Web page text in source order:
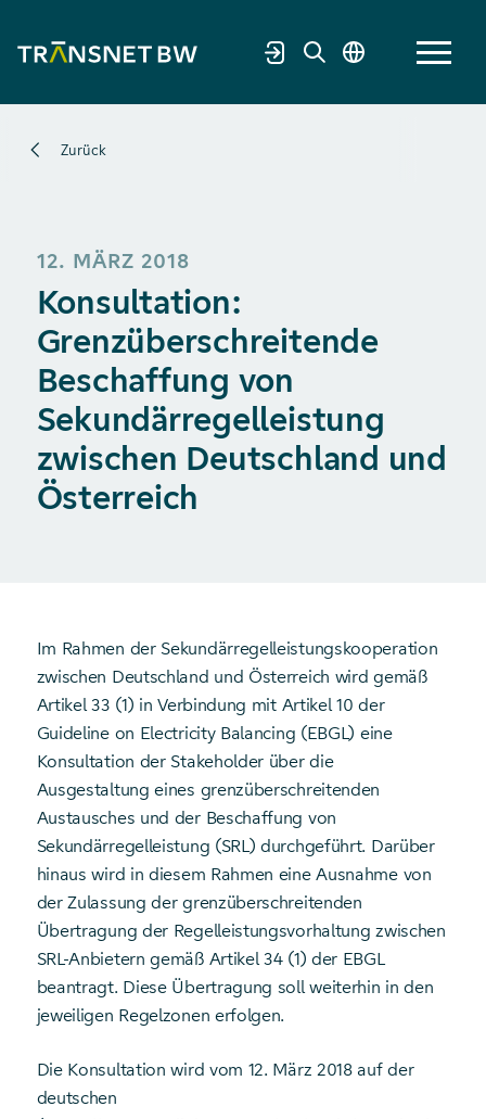
Zurück
12. MÄRZ 2018
Konsultation:
Grenzüberschreitende
Beschaffung von
Sekundärregelleistung
zwischen Deutschland und
Österreich
Im Rahmen der Sekundärregelleistungskooperation
zwischen Deutschland und Österreich wird gemäß
Artikel 33 (1) in Verbindung mit Artikel 10 der
Guideline on Electricity Balancing (EBGL) eine
Konsultation der Stakeholder über die
Ausgestaltung eines grenzüberschreitenden
Austausches und der Beschaffung von
Sekundärregelleistung (SRL) durchgeführt. Darüber
hinaus wird in diesem Rahmen eine Ausnahme von
der Zulassung der grenzüberschreitenden
Übertragung der Regelleistungsvorhaltung zwischen
SRL-Anbietern gemäß Artikel 34 (1) der EBGL
beantragt. Diese Übertragung soll weiterhin in den
jeweiligen Regelzonen erfolgen.
Die Konsultation wird vom 12. März 2018 auf der
deutschen